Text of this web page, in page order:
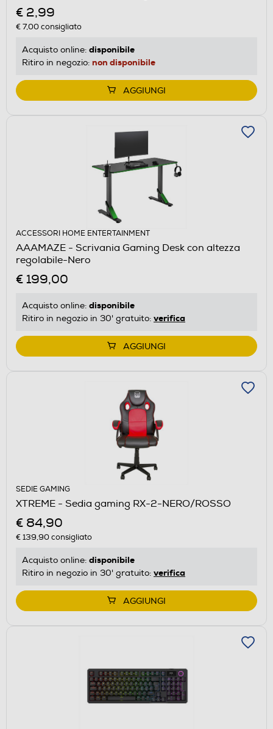
€ 2,99
€ 7,00consigliato
Acquisto online: disponibile
Ritiro in negozio: non disponibile
AGGIUNGI
ACCESSORI HOME ENTERTAINMENT
AAAMAZE - Scrivania Gaming Desk con altezza
regolabile-Nero
€ 199,00
Acquisto online: disponibile
Ritiro in negozio in 30' gratuito: verifica
AGGIUNGI
SEDIE GAMING
XTREME - Sedia gaming RX-2-NERO/ROSSO
€ 84,90
€ 139,90consigliato
Acquisto online: disponibile
Ritiro in negozio in 30' gratuito: verifica
AGGIUNGI